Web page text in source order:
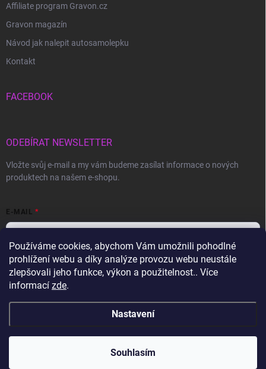
Používáme cookies, abychom Vám umožnili pohodlné
prohlížení webu a díky analýze provozu webu neustále
zlepšovali jeho funkce, výkon a použitelnost.. Více
informací zde.
Nastavení
Souhlasím
Affiliate program Gravon.cz
Gravon magazín
Návod jak nalepit autosamolepku
Kontakt
FACEBOOK
ODEBÍRAT NEWSLETTER
Vložte svůj e-mail a my vám budeme zasílat informace o nových
produktech na našem e-shopu.
E-MAIL
Vložením e-mailu souhlasíte spodmínkami ochrany osobních údajů
Přihlásit se
Gravon.cz . Všechna práva vyhrazena.